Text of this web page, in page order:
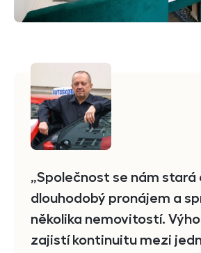
Reference
Společnost se nám stará
dlouhodobý pronájem a
několika nemovitostí.
zajistí kontinuitu mezi